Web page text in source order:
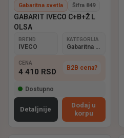
Gabaritna svetla Šifra 849
GABARIT IVECO C+B+Ž L
OLSA
BREND
IVECO
KATEGORIJA
CENA
4 410 RSD B2B cena?
Dostupno
Detaljnije
Dodaj u
korpu